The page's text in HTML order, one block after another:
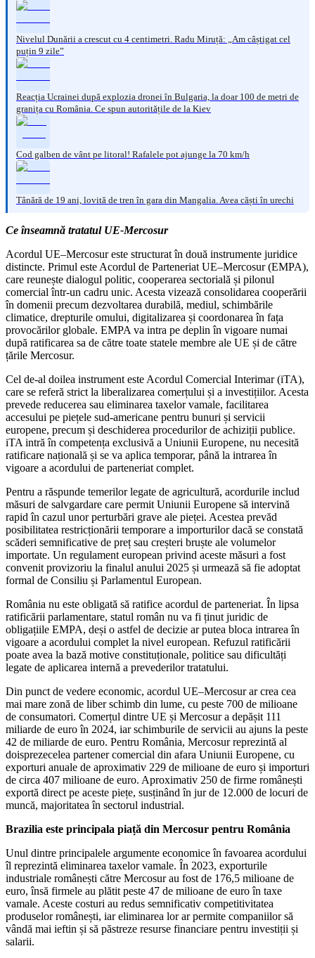
Nivelul Dunării a crescut cu 4 centimetri. Radu Miruță: „Am câștigat cel
puțin 9 zile”
Reacția Ucrainei după explozia dronei în Bulgaria, la doar 100 de metri de
granița cu România. Ce spun autoritățile de la Kiev
Cod galben de vânt pe litoral! Rafalele pot ajunge la 70 km/h
Tânără de 19 ani, lovită de tren în gara din Mangalia. Avea căști în urechi
Ce înseamnă tratatul UE-Mercosur
Acordul UE–Mercosur este structurat în două instrumente juridice
distincte. Primul este Acordul de Parteneriat UE–Mercosur (EMPA),
care reunește dialogul politic, cooperarea sectorială și pilonul
comercial într-un cadru unic. Acesta vizează consolidarea cooperării
în domenii precum dezvoltarea durabilă, mediul, schimbările
climatice, drepturile omului, digitalizarea și coordonarea în fața
provocărilor globale. EMPA va intra pe deplin în vigoare numai
după ratificarea sa de către toate statele membre ale UE și de către
țările Mercosur.
Cel de-al doilea instrument este Acordul Comercial Interimar (iTA),
care se referă strict la liberalizarea comerțului și a investițiilor. Acesta
prevede reducerea sau eliminarea taxelor vamale, facilitarea
accesului pe piețele sud-americane pentru bunuri și servicii
europene, precum și deschiderea procedurilor de achiziții publice.
iTA intră în competența exclusivă a Uniunii Europene, nu necesită
ratificare națională și se va aplica temporar, până la intrarea în
vigoare a acordului de parteneriat complet.
Pentru a răspunde temerilor legate de agricultură, acordurile includ
măsuri de salvgardare care permit Uniunii Europene să intervină
rapid în cazul unor perturbări grave ale pieței. Acestea prevăd
posibilitatea restricționării temporare a importurilor dacă se constată
scăderi semnificative de preț sau creșteri bruște ale volumelor
importate. Un regulament european privind aceste măsuri a fost
convenit provizoriu la finalul anului 2025 și urmează să fie adoptat
formal de Consiliu și Parlamentul European.
România nu este obligată să ratifice acordul de parteneriat. În lipsa
ratificării parlamentare, statul român nu va fi ținut juridic de
obligațiile EMPA, deși o astfel de decizie ar putea bloca intrarea în
vigoare a acordului complet la nivel european. Refuzul ratificării
poate avea la bază motive constituționale, politice sau dificultăți
legate de aplicarea internă a prevederilor tratatului.
Din punct de vedere economic, acordul UE–Mercosur ar crea cea
mai mare zonă de liber schimb din lume, cu peste 700 de milioane
de consumatori. Comerțul dintre UE și Mercosur a depășit 111
miliarde de euro în 2024, iar schimburile de servicii au ajuns la peste
42 de miliarde de euro. Pentru România, Mercosur reprezintă al
doisprezecelea partener comercial din afara Uniunii Europene, cu
exporturi anuale de aproximativ 229 de milioane de euro și importuri
de circa 407 milioane de euro. Aproximativ 250 de firme românești
exportă direct pe aceste piețe, susținând în jur de 12.000 de locuri de
muncă, majoritatea în sectorul industrial.
Brazilia este principala piață din Mercosur pentru România
Unul dintre principalele argumente economice în favoarea acordului
îl reprezintă eliminarea taxelor vamale. În 2023, exporturile
industriale românești către Mercosur au fost de 176,5 milioane de
euro, însă firmele au plătit peste 47 de milioane de euro în taxe
vamale. Aceste costuri au redus semnificativ competitivitatea
produselor românești, iar eliminarea lor ar permite companiilor să
vândă mai ieftin și să păstreze resurse financiare pentru investiții și
salarii.